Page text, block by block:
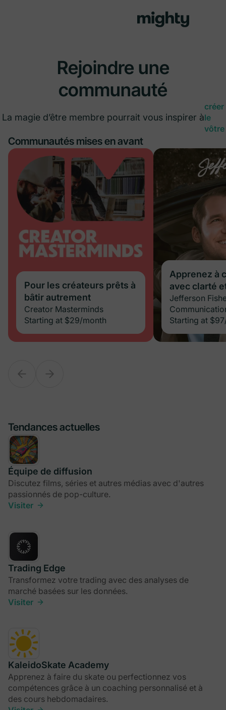
Rejoindre une
communauté
La magie d’être membre pourrait vous inspirer à
créer
le
vôtre
Communautés mises en avant
Pour les créateurs prêts à
bâtir autrement
Creator Masterminds
Starting at $29/month
Pour les créateurs prêts à
bâtir autrement
Creator Masterminds
Starting at $29/month
Apprenez à
avec clarté
Jefferson
Starting at $97
Tendances actuelles
Équipe de diffusion
Discutez films, séries et autres médias avec d'autres
passionnés de pop-culture.
Visiter
Trading Edge
Transformez votre trading avec des analyses de
marché basées sur les données.
Visiter
KaleidoSkate Academy
Apprenez à faire du skate ou perfectionnez vos
compétences grâce à un coaching personnalisé et à
des cours hebdomadaires.